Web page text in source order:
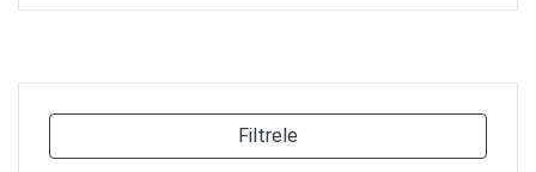
Filtrele